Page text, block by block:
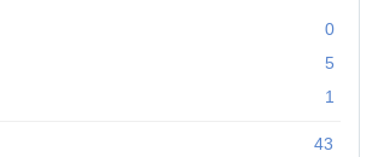
0
5
1
43